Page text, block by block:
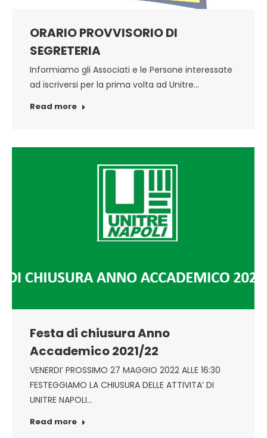
ORARIO PROVVISORIO DI
SEGRETERIA
Informiamo gli Associati e le Persone interessate
ad iscriversi per la prima volta ad Unitre…
Read more
Festa di chiusura Anno
Accademico 2021/22
VENERDI’ PROSSIMO 27 MAGGIO 2022 ALLE 16:30
FESTEGGIAMO LA CHIUSURA DELLE ATTIVITA’ DI
UNITRE NAPOLI…
Read more